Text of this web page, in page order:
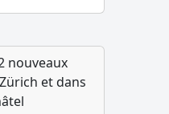
nouveaux
et dans